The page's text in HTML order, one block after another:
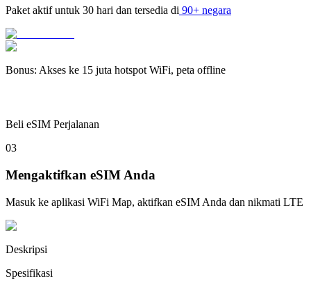
Paket aktif untuk 30 hari dan tersedia di 90+ negara
Bonus: Akses ke 15 juta hotspot WiFi, peta offline
Beli eSIM Perjalanan
03
Mengaktifkan eSIM Anda
Masuk ke aplikasi WiFi Map, aktifkan eSIM Anda dan nikmati LTE
Deskripsi
Spesifikasi